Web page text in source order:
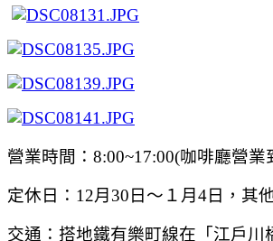
營業時間： 8:00~17:00(咖啡廳營業
定休日： 12月 30 日 ～１月 4日，其
交通：搭地鐵有樂町線在「江戶川